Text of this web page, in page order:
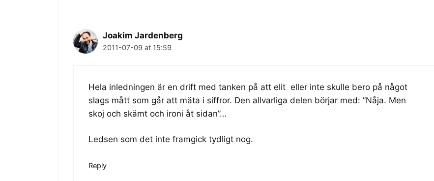
Joakim Jardenberg
2011-07-09 at 15:59
Hela inledningen är en drift med tanken på att elit eller inte skulle bero på något
slags mått som går att mäta i siffror. Den allvarliga delen börjar med: ”Nåja. Men
skoj och skämt och ironi åt sidan”…
Ledsen som det inte framgick tydligt nog.
Reply